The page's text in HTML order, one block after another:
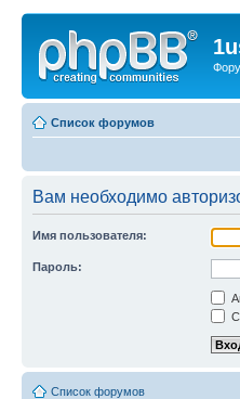
Список форумов
Вам необходимо
Имя пользователя:
Пароль:
Список форумов